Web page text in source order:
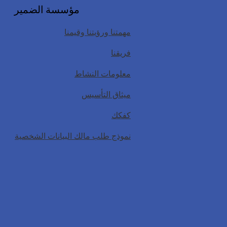
مؤسسة الضمير
مهمتنا ورؤيتنا وقيمنا
فريقنا
معلومات النشاط
ميثاق التأسيس
كفكك
نموذج طلب مالك البيانات الشخصية